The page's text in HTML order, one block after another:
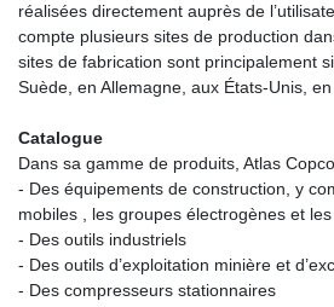
réalisées directement auprès de
compte plusieurs sites de production
sites de fabrication sont principalement
Suède, en Allemagne, aux États-Unis,
Catalogue
Dans sa gamme de produits, Atlas
- Des équipements de construction, y
mobiles , les groupes électrogènes et
- Des outils industriels
- Des outils d’exploitation minière et
- Des compresseurs stationnaires